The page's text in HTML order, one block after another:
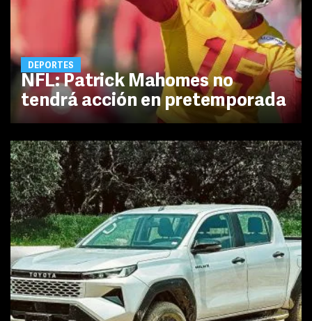
DEPORTES
NFL: Patrick Mahomes no
tendrá acción en pretemporada